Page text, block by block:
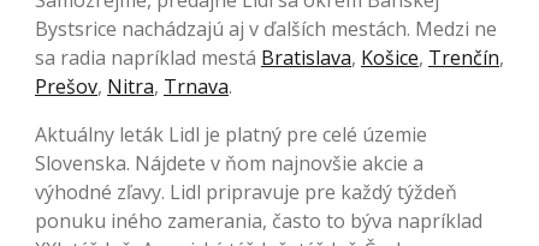
Bystsrice nachádzajú aj v ďalších mestách. Medzi ne
sa radia napríklad mestá Bratislava, Košice, Trenčín,
Prešov, Nitra, Trnava.
Aktuálny leták Lidl je platný pre celé územie
Slovenska. Nájdete v ňom najnovšie akcie a
výhodné zľavy. Lidl pripravuje pre každý týždeň
ponuku iného zamerania, často to býva napríklad